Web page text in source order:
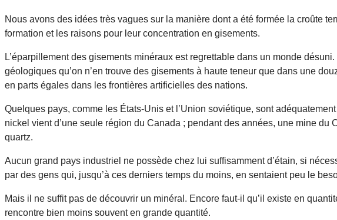
Nous avons des idées très vagues sur la manière dont a été formée la croûte
formation et les raisons pour leur concentration en gisements.
L’éparpillement des gisements minéraux est regrettable dans un monde
géologiques qu’on n’en trouve des gisements à haute teneur que dans une
en parts égales dans les frontières artificielles des nations.
Quelques pays, comme les États-Unis et l’Union soviétique, sont
nickel vient d’une seule région du Canada ; pendant des années, une mine
quartz.
Aucun grand pays industriel ne possède chez lui suffisamment d’étain, si
par des gens qui, jusqu’à ces derniers temps du moins, en sentaient peu le
Mais il ne suffit pas de découvrir un minéral. Encore faut-il qu’il existe en
rencontre bien moins souvent en grande quantité.